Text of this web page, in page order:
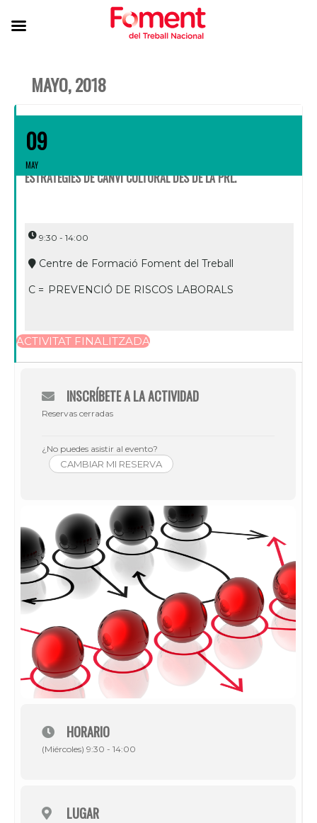
MAYO, 2018
09
MAY
ESTRATÈGIES DE CANVI CULTURAL DES DE LA PRL.
9:30 - 14:00
Centre de Formació Foment del Treball
C = PREVENCIÓ DE RISCOS LABORALS
ACTIVITAT FINALITZADA
INSCRÍBETE A LA ACTIVIDAD
Reservas cerradas
¿No puedes asistir al evento?
CAMBIAR MI RESERVA
HORARIO
(Miércoles) 9:30 - 14:00
LUGAR